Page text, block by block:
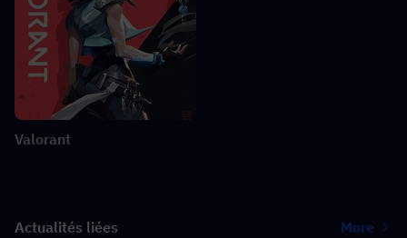
Valorant
Actualités liées More